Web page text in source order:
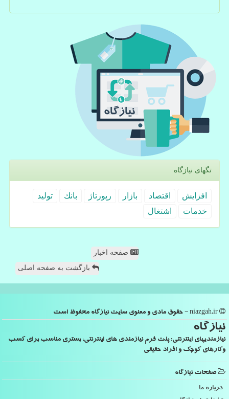
تگهای نیازگاه
افزایش اقتصاد بازار رپورتاژ بانك
تولید
خدمات
اشتغال
صفحه اخبار
بازگشت به صفحه اصلی
نیازگاه
نیازمندیهای اینترنتی: پلت فرم نیازمندی های اینترنتی، بستری مناسب برای کسب
وکارهای کوچک و افراد حقیقی
صفحات نیازگاه
درباره ما